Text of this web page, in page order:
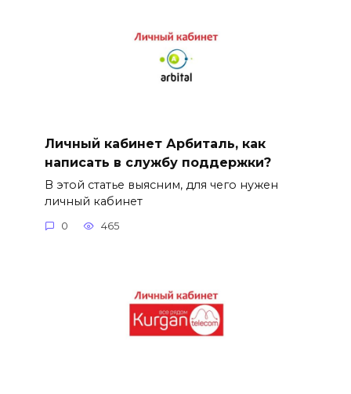
Личный кабинет Арбиталь, как
написать в службу поддержки?
В этой статье выясним, для чего нужен
личный кабинет
0 465